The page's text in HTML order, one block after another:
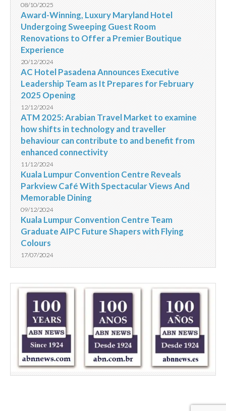
08/10/2025
Award-Winning, Luxury Maryland Hotel
Undergoing Sweeping Guest Room
Renovations to Offer a Premier Boutique
Experience
20/12/2024
AC Hotel Pasadena Announces Executive
Leadership Team as It Prepares for February
2025 Opening
12/12/2024
ATM 2025: Arabian Travel Market to examine
how shifts in technology and traveller
behaviour can contribute to and benefit from
enhanced connectivity
11/12/2024
Kuala Lumpur Convention Centre Reveals
Parkview Café With Spectacular Views And
Memorable Dining
09/12/2024
Kuala Lumpur Convention Centre Team
Graduate AIPC Future Shapers with Flying
Colours
17/07/2024